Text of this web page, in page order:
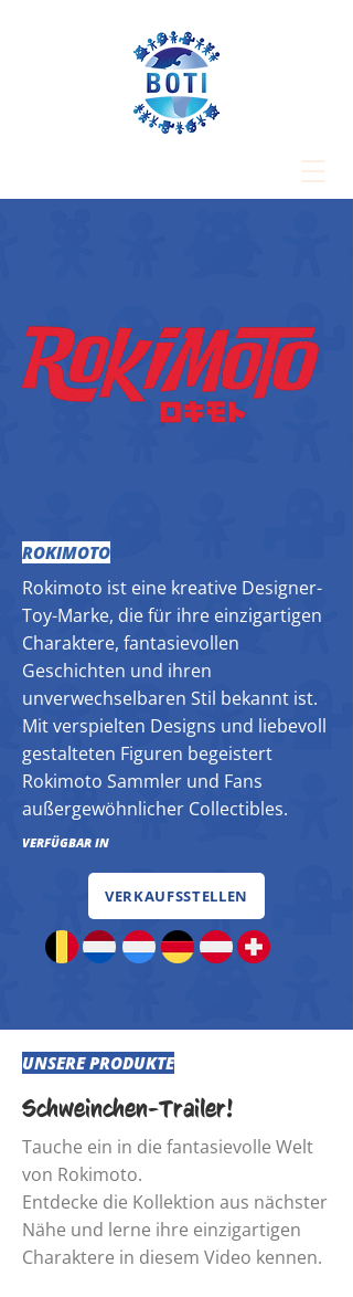
ROKIMOTO
Rokimoto ist eine kreative Designer-
Toy-Marke, die für ihre einzigartigen
Charaktere, fantasievollen
Geschichten und ihren
unverwechselbaren Stil bekannt ist.
Mit verspielten Designs und liebevoll
gestalteten Figuren begeistert
Rokimoto Sammler und Fans
außergewöhnlicher Collectibles.
VERFÜGBAR IN
VERKAUFSSTELLEN
UNSERE PRODUKTE
Schweinchen-Trailer!
Tauche ein in die fantasievolle Welt
von Rokimoto.
Entdecke die Kollektion aus nächster
Nähe und lerne ihre einzigartigen
Charaktere in diesem Video kennen.